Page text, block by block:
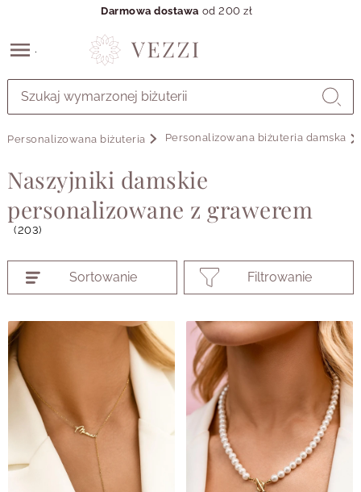
GŁÓWNEJ
PRODUKTÓW
MENU
UŻYTKOWNIKA
WYSZUKIWARKI
Darmowa dostawa od 200 zł
Personalizowana biżuteria Personalizowana biżuteria damska
Naszyjniki damskie
personalizowane z grawerem
(203)
Sortowanie Filtrowanie